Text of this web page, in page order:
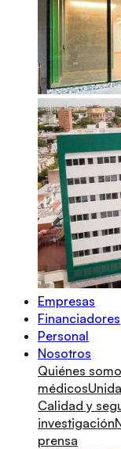
Empresas
Financiadores
Personal
Nosotros
Quiénes
médicos
Calidad y
investigación
prensa